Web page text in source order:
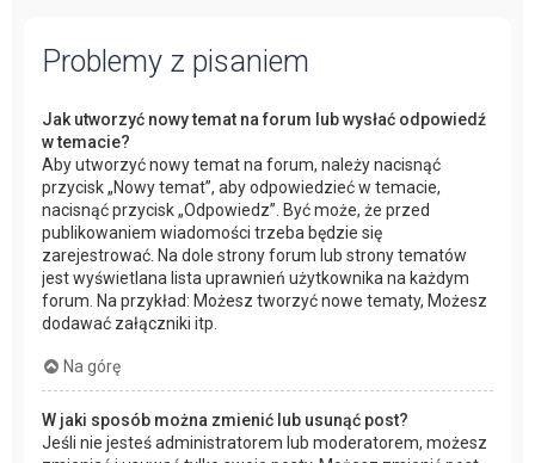
Problemy z pisaniem
Jak utworzyć nowy temat na forum lub wysłać odpowiedź
w temacie?
Aby utworzyć nowy temat na forum, należy nacisnąć
przycisk „Nowy temat”, aby odpowiedzieć w temacie,
nacisnąć przycisk „Odpowiedz”. Być może, że przed
publikowaniem wiadomości trzeba będzie się
zarejestrować. Na dole strony forum lub strony tematów
jest wyświetlana lista uprawnień użytkownika na każdym
forum. Na przykład: Możesz tworzyć nowe tematy, Możesz
dodawać załączniki itp.
Na górę
W jaki sposób można zmienić lub usunąć post?
Jeśli nie jesteś administratorem lub moderatorem, możesz